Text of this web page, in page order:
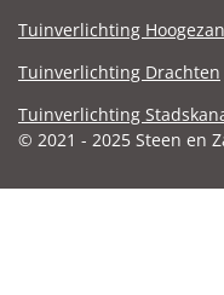
Tuinverlichting
Tuinverlichting Drachten
Tuinverlichting
© 2021 - 2025 Steen en